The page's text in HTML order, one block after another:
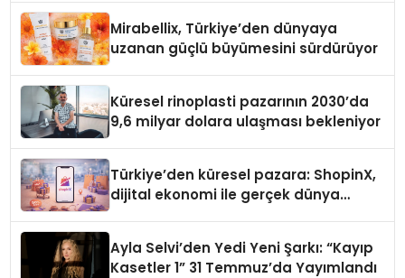
Mirabellix, Türkiye’den dünyaya
uzanan güçlü büyümesini sürdürüyor
Küresel rinoplasti pazarının 2030’da
9,6 milyar dolara ulaşması bekleniyor
Türkiye’den küresel pazara: ShopinX,
dijital ekonomi ile gerçek dünya
Ayla Selvi’den Yedi Yeni Şarkı: “Kayıp
Kasetler 1” 31 Temmuz’da Yayımlandı